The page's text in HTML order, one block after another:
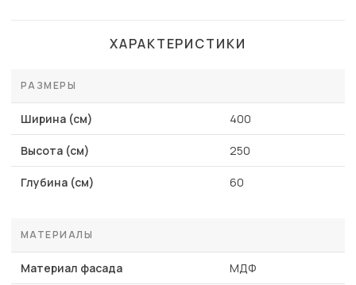
ХАРАКТЕРИСТИКИ
РАЗМЕРЫ
Ширина (см) 400
Высота (см) 250
Глубина (см) 60
МАТЕРИАЛЫ
Материал фасада МДФ